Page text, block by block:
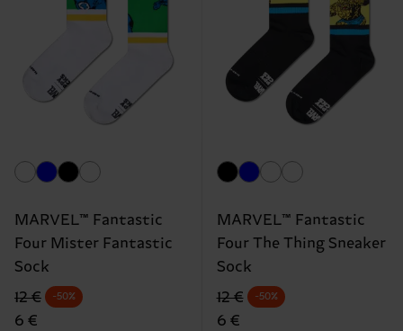
MARVEL™ Fantastic
Four Mister Fantastic
Sock
Prezzo di partenza
12 €
prezzo scontato
6 €
-50%
MARVEL™ Fantastic
Four The Thing Sneaker
Sock
Prezzo di partenza
12 €
prezzo scontato
6 €
-50%